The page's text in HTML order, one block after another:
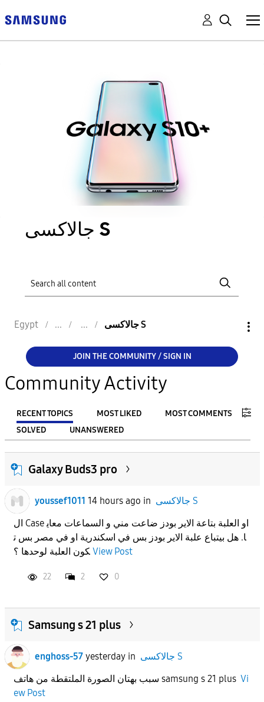
جالاكسى S
Egypt جالاكسى S
JOIN THE COMMUNITY / SIGN IN
Community Activity
RECENT TOPICS MOST LIKED
MOST COMMENTS
SOLVED
UNANSWERED
FILTER:
From
To
Galaxy Buds3 pro
youssef1011 14 hours ago in
جالاكسى S
ال Case او العلبة بتاعة الاير بودز ضاعت مني و السماعات معاي
ا. هل بيتباع علبة الاير بودز بس في اسكندرية او في مصر بس ت
كون العلبة لوحدها ؟ View Post
22 2 0
Samsung s 21 plus
enghoss-57 yesterdayin
جالاكسى S
سبب بهتان الصورة الملتقطة من هاتف samsung s 21 plus Vi
ew Post